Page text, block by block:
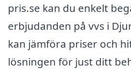
pris.se kan du enkelt
erbjudanden på vvs i
kan jämföra priser och
lösningen för just ditt